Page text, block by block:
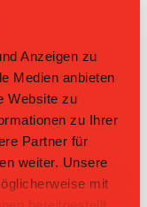
Anzeigen zu
Medien anbieten
Website zu
zu Ihrer
Partner für
weiter. Unsere
mit